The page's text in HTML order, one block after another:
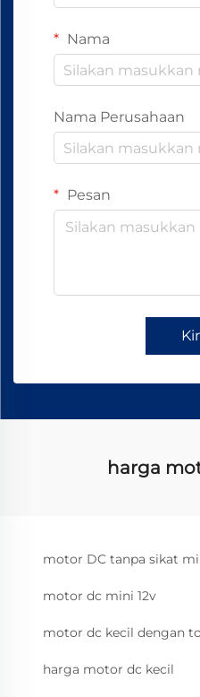
Nama
Nama Perusahaan
Pesan
harga
motor DC tanpa sikat
motor dc mini 12v
motor dc kecil dengan
harga motor dc kecil